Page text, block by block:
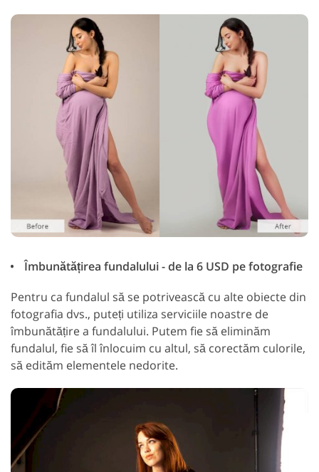
Îmbunătățirea fundalului - de la 6 USD pe fotografie
Pentru ca fundalul să se potrivească cu alte obiecte din
fotografia dvs., puteți utiliza serviciile noastre de
îmbunătățire a fundalului. Putem fie să eliminăm
fundalul, fie să îl înlocuim cu altul, să corectăm culorile,
să edităm elementele nedorite.